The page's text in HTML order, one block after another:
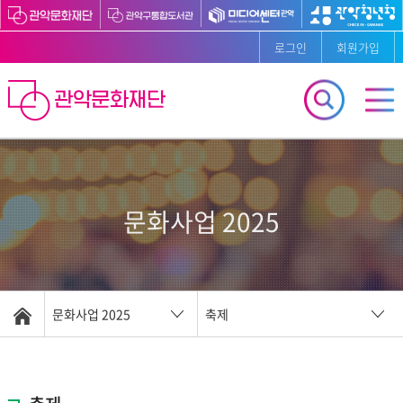
로그인 회원가입
문화사업 2025
문화사업 2025 축제